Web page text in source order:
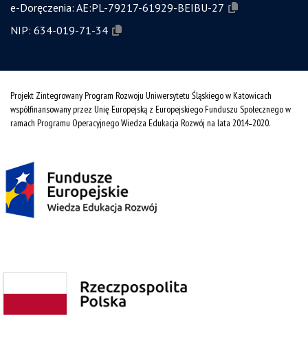
e-Doręczenia: AE:PL-79217-61929-BEIBU-27
NIP: 634-019-71-34
Projekt Zintegrowany Program Rozwoju Uniwersytetu Śląskiego w Katowicach
współfinansowany przez Unię Europejską z Europejskiego Funduszu Społecznego w
ramach Programu Operacyjnego Wiedza Edukacja Rozwój na lata 2014˗2020.